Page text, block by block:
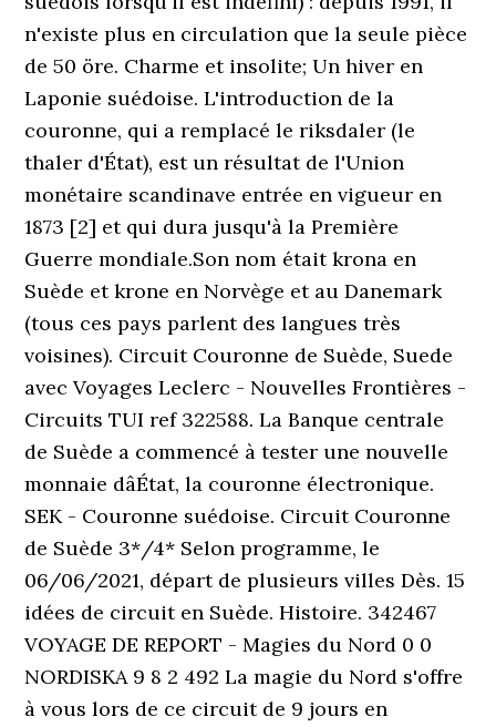
n'existe plus en circulation que la seule pièce
de 50 öre. Charme et insolite; Un hiver en
Laponie suédoise. L'introduction de la
couronne, qui a remplacé le riksdaler (le
thaler d'État), est un résultat de l'Union
monétaire scandinave entrée en vigueur en
1873 [2] et qui dura jusqu'à la Première
Guerre mondiale.Son nom était krona en
Suède et krone en Norvège et au Danemark
(tous ces pays parlent des langues très
voisines). Circuit Couronne de Suède, Suede
avec Voyages Leclerc - Nouvelles Frontières -
Circuits TUI ref 322588. La Banque centrale
de Suède a commencé à tester une nouvelle
monnaie dâÉtat, la couronne électronique.
SEK - Couronne suédoise. Circuit Couronne
de Suède 3*/4* Selon programme, le
06/06/2021, départ de plusieurs villes Dès. 15
idées de circuit en Suède. Histoire. 342467
VOYAGE DE REPORT - Magies du Nord 0 0
NORDISKA 9 8 2 492 La magie du Nord s'offre
à vous lors de ce circuit de 9 jours en